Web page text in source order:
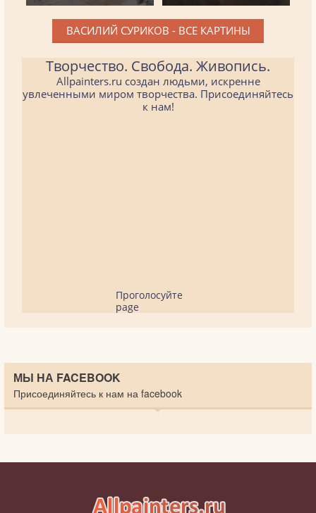
ВАСИЛИЙ СУРИКОВ - ВСЕ КАРТИНЫ
Творчество. Свобода. Живопись.
Allpainters.ru создан людьми, искренне
увлеченными миром творчества. Присоединяйтесь
к нам!
Проголосуйте
page
МЫ НА FACEBOOK
Присоединяйтесь к нам на facebook